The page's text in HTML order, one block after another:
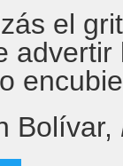
el
advertir
Bolívar,